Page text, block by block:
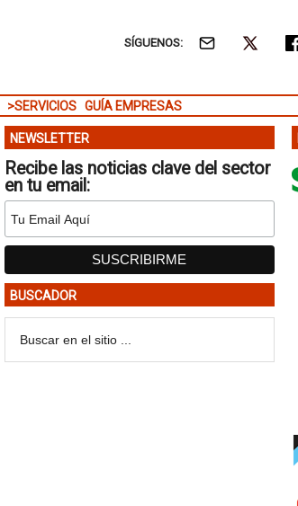
SÍGUENOS:
>SERVICIOS GUÍA EMPRESAS
NEWSLETTER
Recibe las noticias clave del sector
en tu email:
BUSCADOR